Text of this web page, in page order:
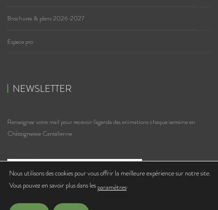
Brochures & plans 2026-2027
Espace pro
NEWSLETTER
Renseignez votre mail pour recevoir l'agenda des animations chaque semaine en
Châtaigneraie Cantalienne
J'accepte de recevoir les lettres d'infos de l'Office de Tourisme
Nous utilisons des cookies pour vous offrir la meilleure expérience sur notre site.
Vous pouvez en savoir plus dans les paramètres.